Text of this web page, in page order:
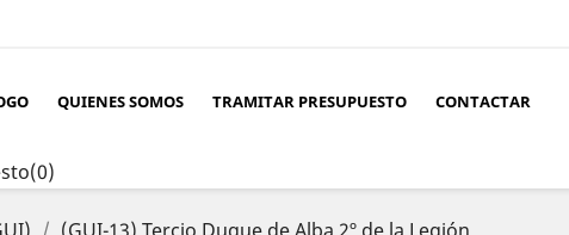
QUIENES SOMOS TRAMITAR PRESUPUESTO CONTACTAR
(0)